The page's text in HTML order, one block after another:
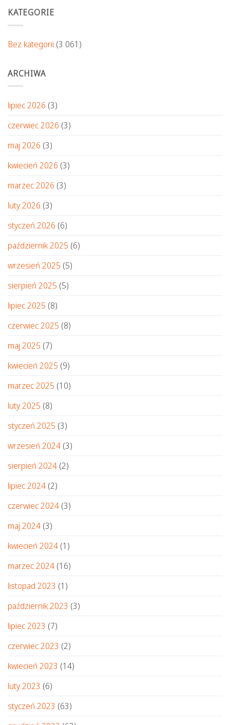
KATEGORIE
Bez kategorii (3 061)
ARCHIWA
lipiec 2026 (3)
czerwiec 2026 (3)
maj 2026 (3)
kwiecień 2026 (3)
marzec 2026 (3)
luty 2026 (3)
styczeń 2026 (6)
październik 2025 (6)
wrzesień 2025 (5)
sierpień 2025 (5)
lipiec 2025 (8)
czerwiec 2025 (8)
maj 2025 (7)
kwiecień 2025 (9)
marzec 2025 (10)
luty 2025 (8)
styczeń 2025 (3)
wrzesień 2024 (3)
sierpień 2024 (2)
lipiec 2024 (2)
czerwiec 2024 (3)
maj 2024 (3)
kwiecień 2024 (1)
marzec 2024 (16)
listopad 2023 (1)
październik 2023 (3)
lipiec 2023 (7)
czerwiec 2023 (2)
kwiecień 2023 (14)
luty 2023 (6)
styczeń 2023 (63)